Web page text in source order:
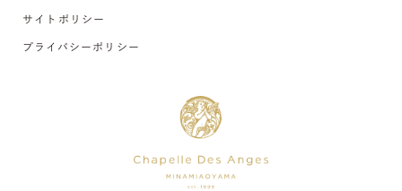
サイトポリシー
プライバシーポリシー